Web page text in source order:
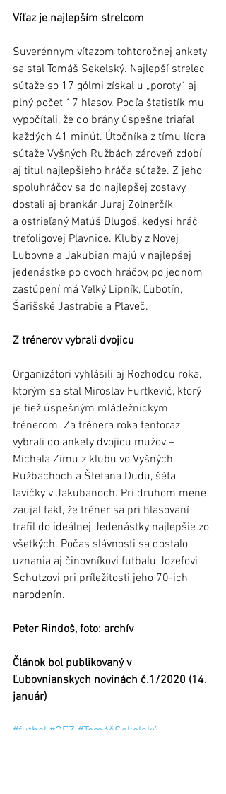
Víťaz je najlepším strelcom
Suverénnym víťazom tohtoročnej ankety
sa stal Tomáš Sekelský. Najlepší strelec
súťaže so 17 gólmi získal u „poroty“ aj
plný počet 17 hlasov. Podľa štatistík mu
vypočítali, že do brány úspešne triafal
každých 41 minút. Útočníka z tímu lídra
súťaže Vyšných Ružbách zároveň zdobí
aj titul najlepšieho hráča súťaže. Z jeho
spoluhráčov sa do najlepšej zostavy
dostali aj brankár Juraj Zolnerčík
a ostrieľaný Matúš Dlugoš, kedysi hráč
treťoligovej Plavnice. Kluby z Novej
Ľubovne a Jakubian majú v najlepšej
jedenástke po dvoch hráčov, po jednom
zastúpení má Veľký Lipník, Ľubotín,
Šarišské Jastrabie a Plaveč.
Z trénerov vybrali dvojicu
Organizátori vyhlásili aj Rozhodcu roka,
ktorým sa stal Miroslav Furtkevič, ktorý
je tiež úspešným mládežníckym
trénerom. Za trénera roka tentoraz
vybrali do ankety dvojicu mužov –
Michala Zimu z klubu vo Vyšných
Ružbachoch a Štefana Dudu, šéfa
lavičky v Jakubanoch. Pri druhom mene
zaujal fakt, že tréner sa pri hlasovaní
trafil do ideálnej Jedenástky najlepšie zo
všetkých. Počas slávnosti sa dostalo
uznania aj činovníkovi futbalu Jozefovi
Schutzovi pri príležitosti jeho 70-ich
narodenín.
Peter Rindoš, foto: archív
Článok bol publikovaný v
Ľubovnianskych novinách č.1/2020 (14.
január)
#futbal #OFZ #TomášSekelský